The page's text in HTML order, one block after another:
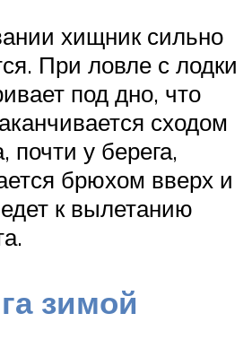
хищник сильно
При ловле с лодки
под дно, что
сходом
у берега,
брюхом вверх и
к вылетанию
зимой